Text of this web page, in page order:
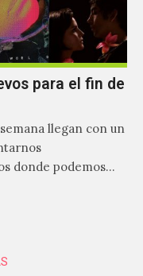
para el fin de
llegan con un
donde podemos